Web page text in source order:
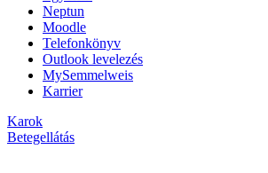
Neptun
Moodle
Telefonkönyv
Outlook levelezés
MySemmelweis
Karrier
Karok
Betegellátás